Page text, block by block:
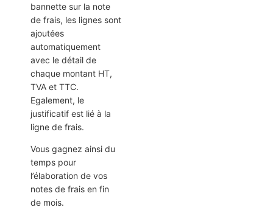
bannette sur la note
de frais, les lignes sont
ajoutées
automatiquement
avec le détail de
chaque montant HT,
TVA et TTC.
Egalement, le
justificatif est lié à la
ligne de frais.
Vous gagnez ainsi du
temps pour
l’élaboration de vos
notes de frais en fin
de mois.